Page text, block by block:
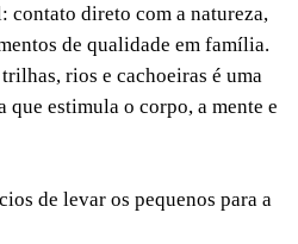
contato direto com a natureza,
de qualidade em família.
rios e cachoeiras é uma
estimula o corpo, a mente e
de levar os pequenos para a